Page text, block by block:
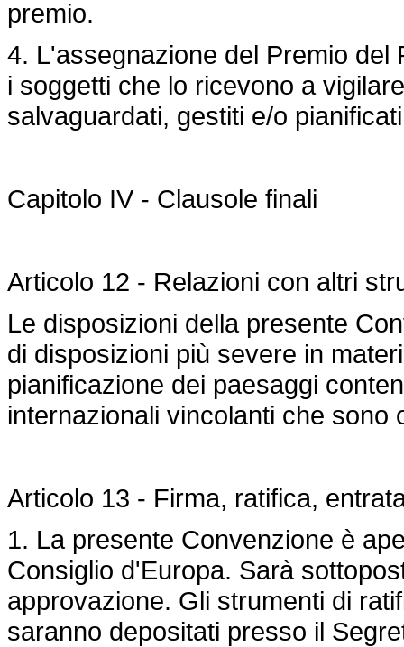
premio.
4. L'assegnazione del Premio del
i soggetti che lo ricevono a
salvaguardati, gestiti e/o
Capitolo IV - Clausole finali
Articolo 12 - Relazioni con altri
Le disposizioni della presente
di disposizioni più severe in
pianificazione dei paesaggi
internazionali vincolanti che sono
Articolo 13 - Firma, ratifica,
1. La presente Convenzione è
Consiglio d'Europa. Sarà
approvazione. Gli strumenti di
saranno depositati presso il